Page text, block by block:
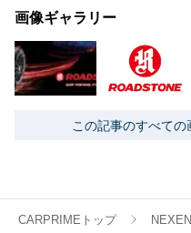
画像ギャラリー
この記事のすべての
CARPRIMEトップ